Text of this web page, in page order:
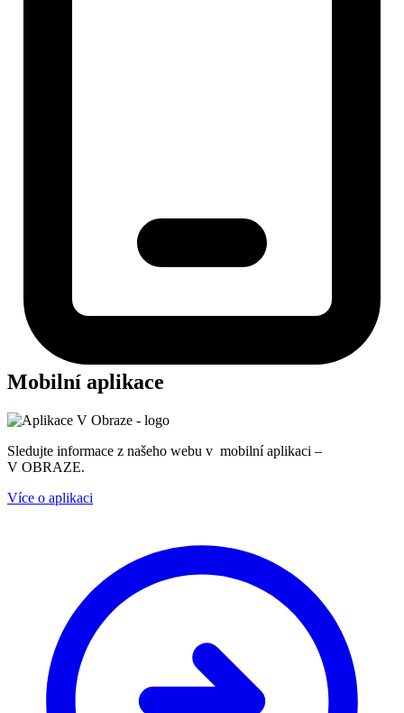
Mobilní aplikace
Sledujte informace z našeho webu v mobilní aplikaci –
V OBRAZE.
Více o aplikaci